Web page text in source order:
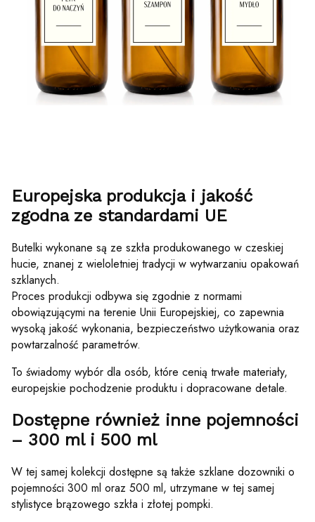
Europejska produkcja i jakość
zgodna ze standardami UE
Butelki wykonane są ze szkła produkowanego w czeskiej
hucie, znanej z wieloletniej tradycji w wytwarzaniu opakowań
szklanych.
Proces produkcji odbywa się zgodnie z normami
obowiązującymi na terenie Unii Europejskiej, co zapewnia
wysoką jakość wykonania, bezpieczeństwo użytkowania oraz
powtarzalność parametrów.
To świadomy wybór dla osób, które cenią trwałe materiały,
europejskie pochodzenie produktu i dopracowane detale.
Dostępne również inne pojemności
– 300 ml i 500 ml
W tej samej kolekcji dostępne są także szklane dozowniki o
pojemności 300 ml oraz 500 ml, utrzymane w tej samej
stylistyce brązowego szkła i złotej pompki.